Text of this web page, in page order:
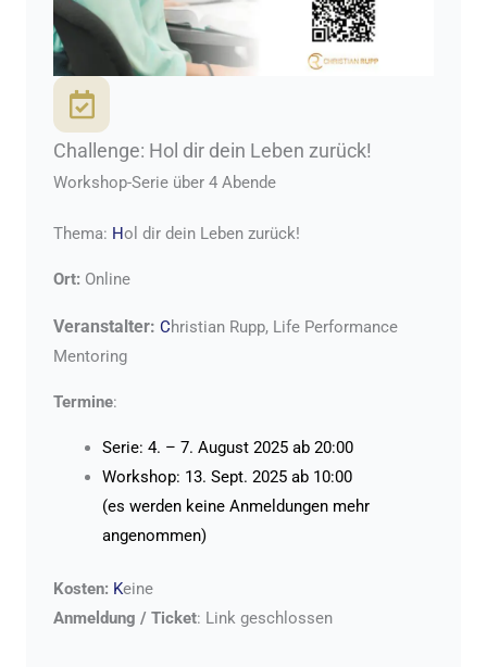
Challenge: Hol dir dein Leben zurück!
Workshop-Serie über 4 Abende
Thema: Hol dir dein Leben zurück!
Ort: Online
Veranstalter: Christian Rupp, Life Performance
Mentoring
Termine:
Serie: 4. – 7. August 2025 ab 20:00
Workshop: 13. Sept. 2025 ab 10:00
(es werden keine Anmeldungen mehr
angenommen)
Kosten: Keine
Anmeldung / Ticket: Link geschlossen